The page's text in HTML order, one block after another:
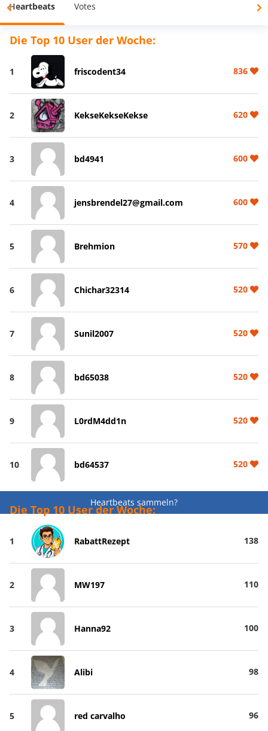
Heartbeats Votes
Die Top 10 User der Woche:
1 friscodent34 836
2 KekseKekseKekse 620
3 bd4941 600
4 jensbrendel27@gmail.com 600
5 Brehmion 570
6 Chichar32314 520
7 Sunil2007 520
8 bd65038 520
9 L0rdM4dd1n 520
10 bd64537 520
Heartbeats sammeln?
Die Top 10 User der Woche:
1 RabattRezept 138
2 MW197 110
3 Hanna92 100
4 Alibi 98
5 red carvalho 96